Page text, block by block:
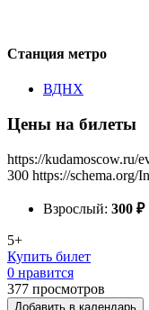
Станция метро
ВДНХ
Цены на билеты
https://kudamoscow.ru/
300 https://schema.org/
Взрослый: 300 ₽
5+
Купить билет
0 нравится
377 просмотров
Добавить в календарь